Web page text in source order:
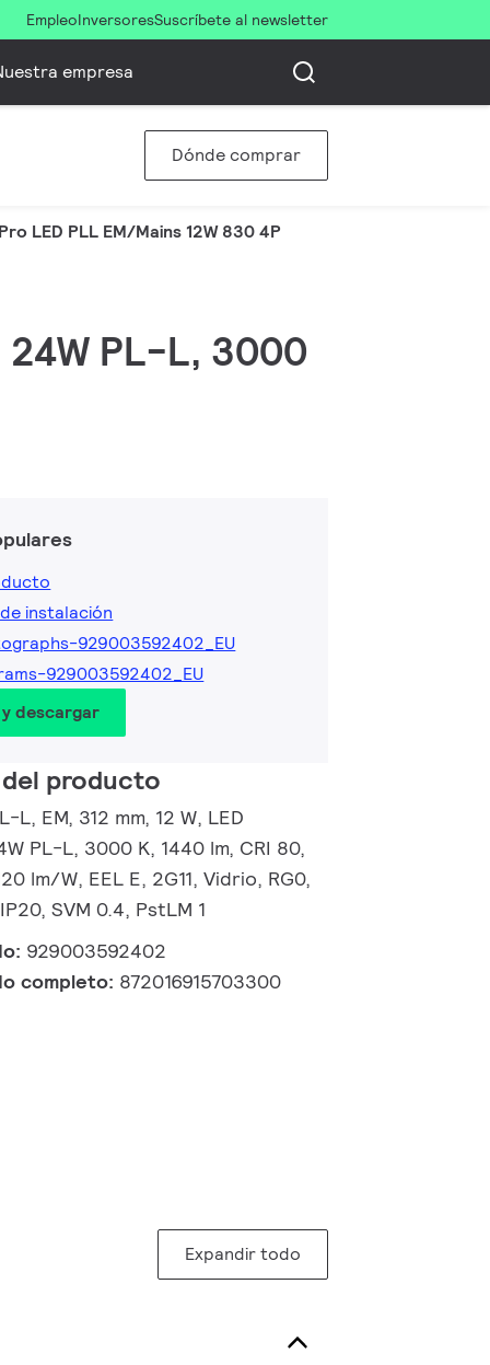
EmpleoInversoresSuscríbete al newsletter
empresa
Dónde comprar
LED PLL EM/Mains 12W 830 4P
24W PL-L, 3000
instalación
929003592402_EU
929003592402_EU
descargar
producto
L, EM, 312 mm, 12 W, LED
PL-L, 3000 K, 1440 lm, CRI 80,
lm/W, EEL E, 2G11, Vidrio, RG0,
SVM 0.4, PstLM 1
929003592402
completo: 872016915703300
Expandir todo